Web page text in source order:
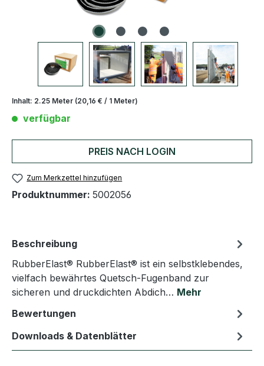
Inhalt: 2.25 Meter (20,16 € / 1 Meter)
verfügbar
PREIS NACH LOGIN
Zum Merkzettel hinzufügen
Produktnummer: 5002056
Beschreibung
RubberElast® RubberElast® ist ein selbstklebendes,
vielfach bewährtes Quetsch-Fugenband zur
sicheren und druckdichten Abdich… Mehr
Bewertungen
Downloads & Datenblätter